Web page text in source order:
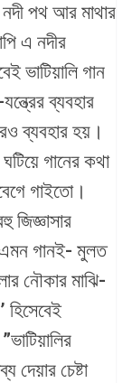
পথ আর মাথার
এ নদীর
ভাটিয়ালি গান
ব্যবহার
ব্যবহার হয়।
গানের কথা
গাইতো।
জিজ্ঞাসার
এমন গানই- মুলত
নৌকার মাঝি-
হিসেবেই
দেয়ার চেষ্টা